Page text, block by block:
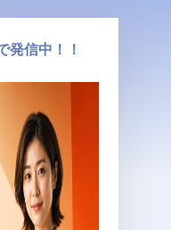
発信中！！